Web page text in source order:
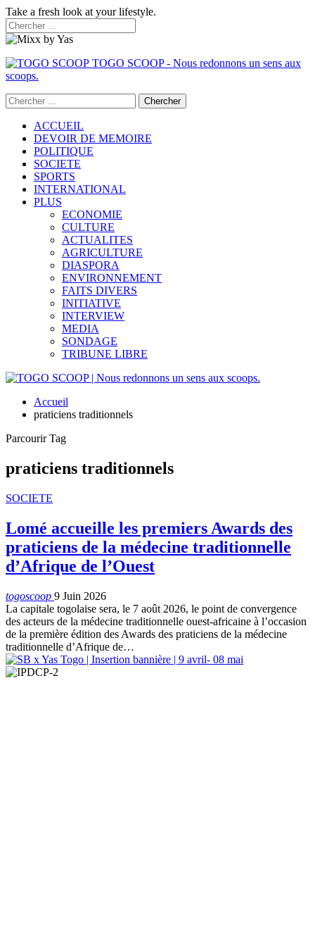
Take a fresh look at your lifestyle.
TOGO SCOOP - Nous redonnons un sens aux
scoops.
ACCUEIL
DEVOIR DE MEMOIRE
POLITIQUE
SOCIETE
SPORTS
INTERNATIONAL
PLUS
ECONOMIE
CULTURE
ACTUALITES
AGRICULTURE
DIASPORA
ENVIRONNEMENT
FAITS DIVERS
INITIATIVE
INTERVIEW
MEDIA
SONDAGE
TRIBUNE LIBRE
Accueil
praticiens traditionnels
Parcourir Tag
praticiens traditionnels
SOCIETE
Lomé accueille les premiers Awards des
praticiens de la médecine traditionnelle
d’Afrique de l’Ouest
togoscoop 9 Juin 2026
La capitale togolaise sera, le 7 août 2026, le point de convergence
des acteurs de la médecine traditionnelle ouest-africaine à l’occasion
de la première édition des Awards des praticiens de la médecine
traditionnelle d’Afrique de…